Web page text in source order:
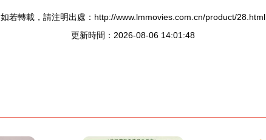
如若轉載，請注明出處：http://www.lmmovies.com.cn/product/28.html
更新時間：2026-08-06 14:01:48